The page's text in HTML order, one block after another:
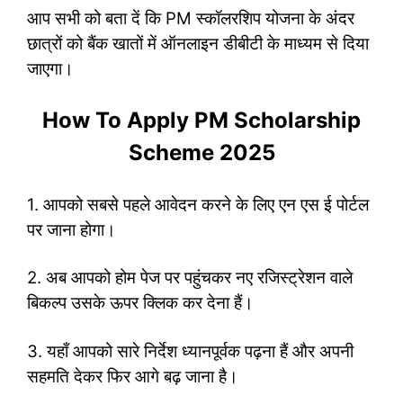
आप सभी को बता दें कि PM स्कॉलरशिप योजना के अंदर
छात्रों को बैंक खातों में ऑनलाइन डीबीटी के माध्यम से दिया
जाएगा।
How To Apply PM Scholarship
Scheme 2025
1. आपको सबसे पहले आवेदन करने के लिए एन एस ई पोर्टल
पर जाना होगा।
2. अब आपको होम पेज पर पहुंचकर नए रजिस्ट्रेशन वाले
बिकल्प उसके ऊपर क्लिक कर देना हैं।
3. यहाँ आपको सारे निर्देश ध्यानपूर्वक पढ़ना हैं और अपनी
सहमति देकर फिर आगे बढ़ जाना है।